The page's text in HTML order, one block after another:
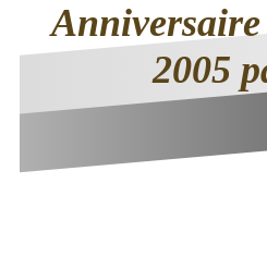
2005